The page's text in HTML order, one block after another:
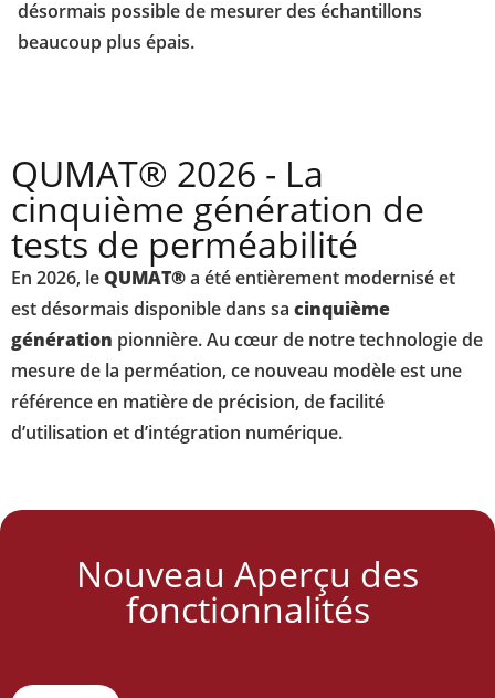
désormais possible de mesurer des échantillons
beaucoup plus épais.
QUMAT® 2026 - La
cinquième génération de
tests de perméabilité
En 2026, leQUMAT®a été entièrement modernisé et
est désormais disponible dans sa cinquième
génération pionnière. Au cœur de notre technologie de
mesure de la perméation, ce nouveau modèle est une
référence en matière de précision, de facilité
d’utilisation et d’intégration numérique.
Nouveau Aperçu des
fonctionnalités